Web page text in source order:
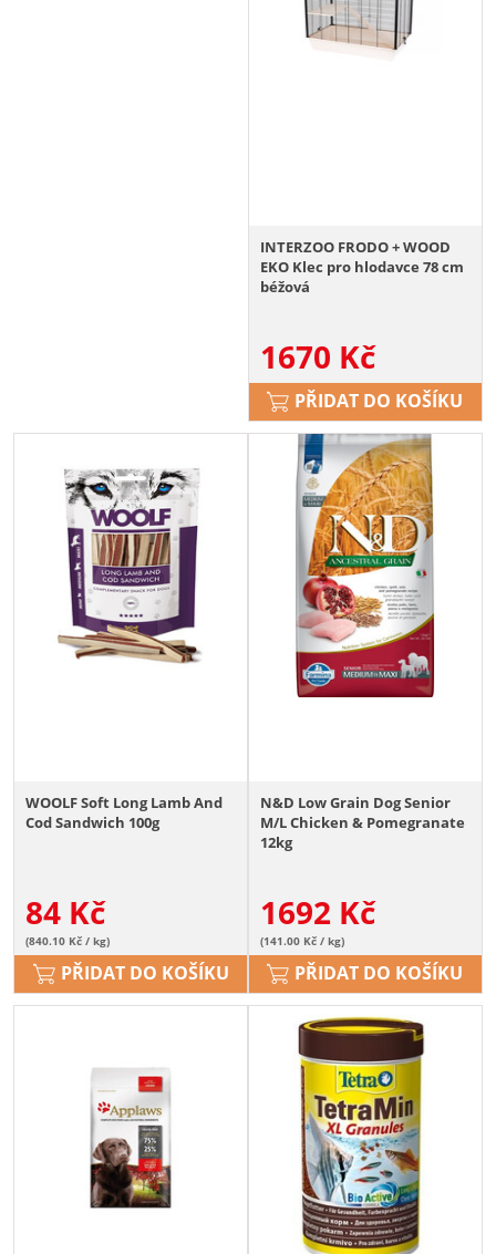
INTERZOO FRODO + WOOD
EKO Klec pro hlodavce 78 cm
béžová
1670 Kč
PŘIDAT DO KOŠÍKU
WOOLF Soft Long Lamb And
Cod Sandwich 100g
84 Kč
(840.10 Kč / kg)
PŘIDAT DO KOŠÍKU
N&D Low Grain Dog Senior
M/L Chicken & Pomegranate
12kg
1692 Kč
(141.00 Kč / kg)
PŘIDAT DO KOŠÍKU